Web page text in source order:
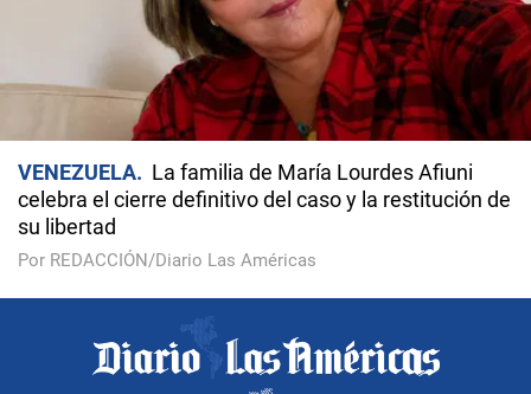
VENEZUELA
La familia de María Lourdes Afiuni
celebra el cierre definitivo del caso y la restitución de
su libertad
Por REDACCIÓN/Diario Las Américas